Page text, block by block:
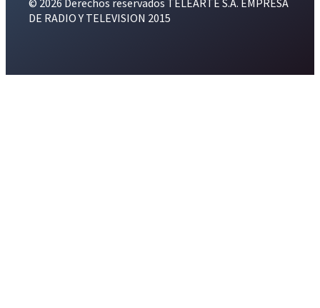
© 2026 Derechos reservados TELEARTE S.A. EMPRESA
DE RADIO Y TELEVISION 2015